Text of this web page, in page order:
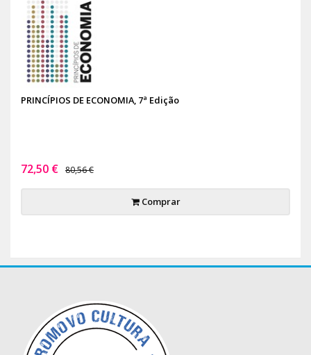
PRINCÍPIOS DE ECONOMIA, 7ª Edição
72,50 € 80,56 €
Comprar